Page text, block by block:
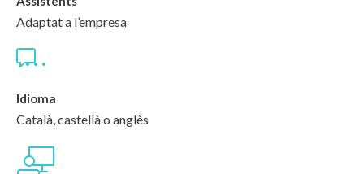
Adaptat a l’empresa
Idioma
Català, castellà o anglès